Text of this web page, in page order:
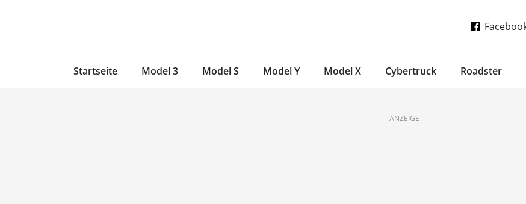
Startseite Model 3 Model S Model Y Model X Cybertruck Roadster
ANZEIGE